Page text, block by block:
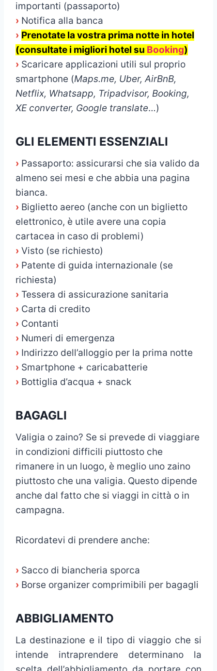
importanti (passaporto)
› Notifica alla banca
› Prenotate la vostra prima notte in hotel
(consultate i migliori hotel su Booking)
› Scaricare applicazioni utili sul proprio
smartphone (Maps.me, Uber, AirBnB,
Netflix, Whatsapp, Tripadvisor, Booking,
XE converter, Google translate…)
GLI ELEMENTI ESSENZIALI
› Passaporto: assicurarsi che sia valido da
almeno sei mesi e che abbia una pagina
bianca.
› Biglietto aereo (anche con un biglietto
elettronico, è utile avere una copia
cartacea in caso di problemi)
› Visto (se richiesto)
› Patente di guida internazionale (se
richiesta)
› Tessera di assicurazione sanitaria
› Carta di credito
› Contanti
› Numeri di emergenza
› Indirizzo dell’alloggio per la prima notte
› Smartphone + caricabatterie
› Bottiglia d’acqua + snack
BAGAGLI
Valigia o zaino? Se si prevede di viaggiare
in condizioni difficili piuttosto che
rimanere in un luogo, è meglio uno zaino
piuttosto che una valigia. Questo dipende
anche dal fatto che si viaggi in città o in
campagna.
Ricordatevi di prendere anche:
› Sacco di biancheria sporca
› Borse organizer comprimibili per bagagli
ABBIGLIAMENTO
La destinazione e il tipo di viaggio che si
intende intraprendere determinano la